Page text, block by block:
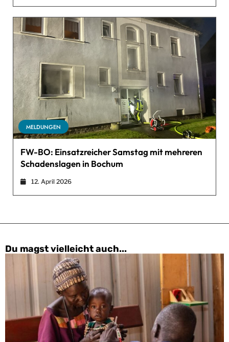
MELDUNGEN
FW-BO: Einsatzreicher Samstag mit mehreren
Schadenslagen in Bochum
12. April 2026
Du magst vielleicht auch...